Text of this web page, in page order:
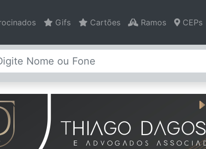
Gifs Cartões Ramos CEPs